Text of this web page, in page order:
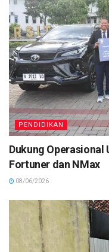
PENDIDIKAN
Dukung Operasional
Fortuner dan NMax
08/06/2026